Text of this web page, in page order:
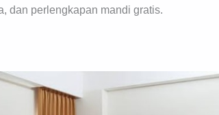
dan perlengkapan mandi gratis.